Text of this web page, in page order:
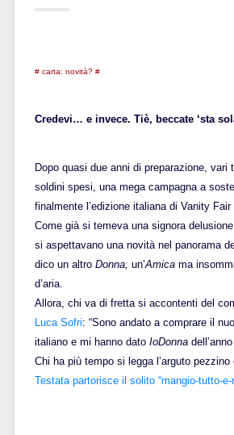
# carta: novità? #
Credevi… e invece. Tiè, beccate ‘sta
Dopo quasi due anni di preparazione, vari
soldini spesi, una mega campagna a
finalmente l’edizione italiana di Vanity
Come già si temeva una signora
si aspettavano una novità nel panorama
dico un altro Donna, un’Amicama
d’aria.
Allora, chi va di fretta si accontenti del
Luca Sofri: “Sono andato a comprare il
italiano e mi hanno dato IoDonna
Chi ha più tempo si legga l’arguto pezzino
Testata partorisce il solito “mangio-tutto-